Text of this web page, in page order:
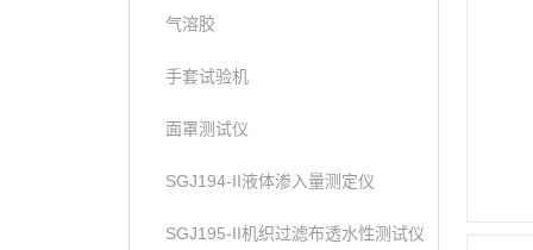
气溶胶
手套试验机
面罩测试仪
SGJ194-II液体渗入量测定仪
SGJ195-II机织过滤布透水性测试仪